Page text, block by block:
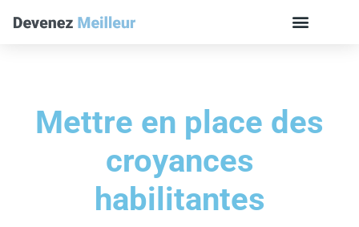
Mettre en place des
croyances
habilitantes